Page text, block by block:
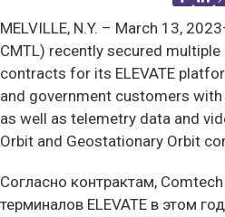
MELVILLE, N.Y. – March 13,
CMTL) recently secured
contracts for its ELEVATE
and government customers
as well as telemetry data and
Orbit and Geostationary Orbit
Согласно контрактам,
терминалов ELEVATE в этом